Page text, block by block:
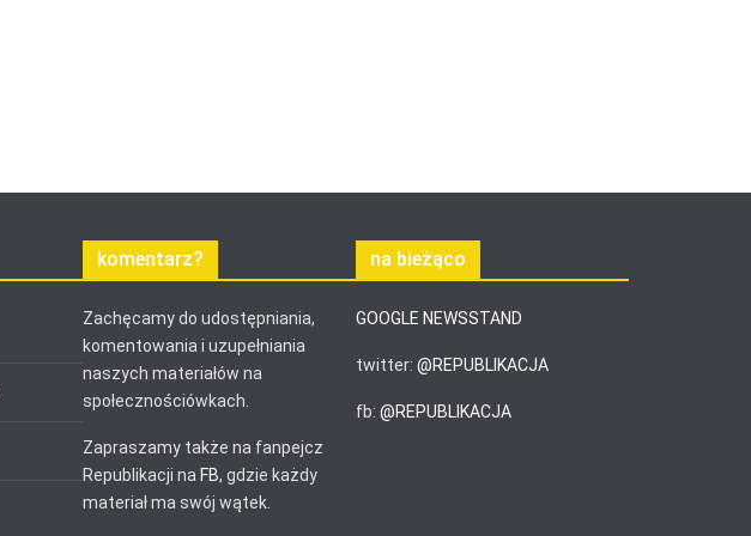
komentarz?
Zachęcamy do udostępniania,
komentowania i uzupełniania
naszych materiałów na
społecznościówkach.
Zapraszamy także na fanpejcz
Republikacji na FB, gdzie każdy
materiał ma swój wątek.
na bieżąco
GOOGLE NEWSSTAND
twitter: @REPUBLIKACJA
fb: @REPUBLIKACJA